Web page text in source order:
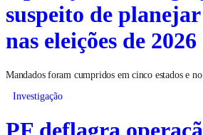
Operação investiga
suspeito de planejar
nas eleições de 2026
Mandados foram cumpridos em cinco estados e